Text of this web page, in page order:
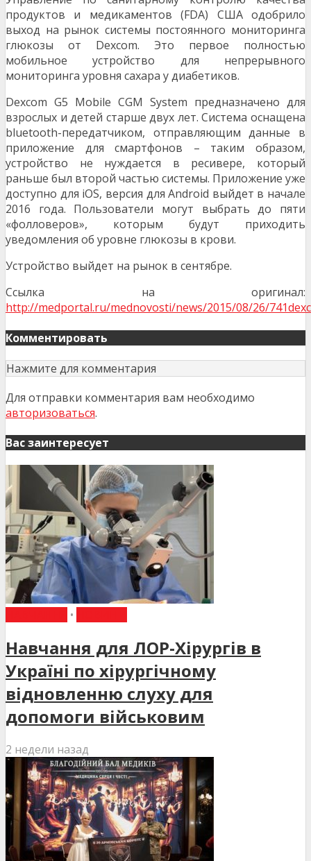
продуктов и медикаментов (FDA) США одобрило
выход на рынок системы постоянного мониторинга
глюкозы от Dexcom. Это первое полностью
мобильное устройство для непрерывного
мониторинга уровня сахара у диабетиков.
Dexcom G5 Mobile CGM System предназначено для
взрослых и детей старше двух лет. Система оснащена
bluetooth-передатчиком, отправляющим данные в
приложение для смартфонов – таким образом,
устройство не нуждается в ресивере, который
раньше был второй частью системы. Приложение уже
доступно для iOS, версия для Android выйдет в начале
2016 года. Пользователи могут выбрать до пяти
«фолловеров», которым будут приходить
уведомления об уровне глюкозы в крови.
Устройство выйдет на рынок в сентябре.
Ссылка на оригинал:
http://medportal.ru/mednovosti/news/2015/08/26/
Комментировать
Нажмите для комментария
Для отправки комментария вам необходимо
авторизоваться.
Вас заинтересует
•
Навчання для ЛОР-Хірургів в
Україні по хірургічному
відновленню слуху для
допомоги військовим
2 недели назад